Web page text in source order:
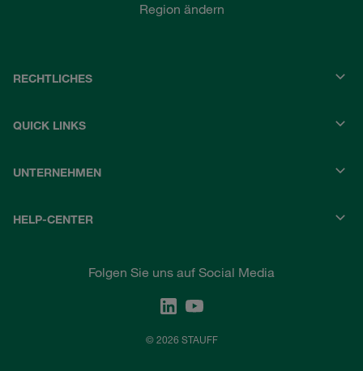
Region ändern
RECHTLICHES
QUICK LINKS
UNTERNEHMEN
HELP-CENTER
Folgen Sie uns auf Social Media
© 2026 STAUFF